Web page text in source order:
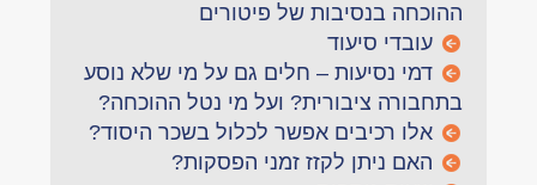
ההוכחה בנסיבות של פיטורים
עובדי סיעוד
דמי נסיעות – חלים גם על מי שלא נוסע
בתחבורה ציבורית? ועל מי נטל ההוכחה?
אלו רכיבים אפשר לכלול בשכר היסוד?
האם ניתן לקזז זמני הפסקות?